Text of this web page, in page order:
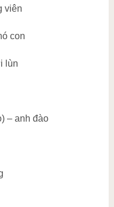
viên
con
lùn
– anh đào